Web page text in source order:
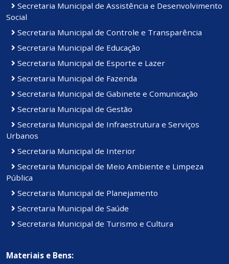
Secretaria Municipal de Assistência e Desenvolvimento
Social
Secretaria Municipal de Controle e Transparência
Secretaria Municipal de Educação
Secretaria Municipal de Esporte e Lazer
Secretaria Municipal de Fazenda
Secretaria Municipal de Gabinete e Comunicação
Secretaria Municipal de Gestão
Secretaria Municipal de Infraestrutura e Serviços
Urbanos
Secretaria Municipal de Interior
Secretaria Municipal de Meio Ambiente e Limpeza
Pública
Secretaria Municipal de Planejamento
Secretaria Municipal de Saúde
Secretaria Municipal de Turismo e Cultura
Materiais e Bens: